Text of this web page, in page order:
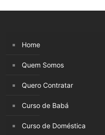
Home
Quem Somos
Quero Contratar
Curso de Babá
Curso de Doméstica